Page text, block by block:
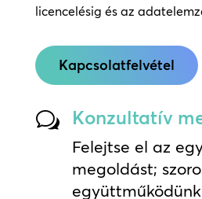
licencelésig és az
Kapcsolatfelvétel
w Konzultatív
Felejtse el az
megoldást;